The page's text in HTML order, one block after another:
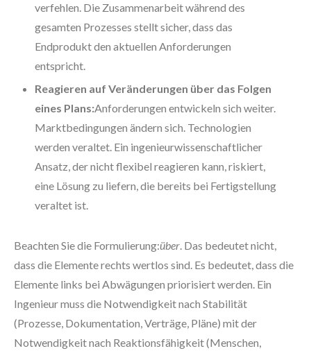
verfehlen. Die Zusammenarbeit während des
gesamten Prozesses stellt sicher, dass das
Endprodukt den aktuellen Anforderungen
entspricht.
Reagieren auf Veränderungen über das Folgen
eines Plans:Anforderungen entwickeln sich weiter.
Marktbedingungen ändern sich. Technologien
werden veraltet. Ein ingenieurwissenschaftlicher
Ansatz, der nicht flexibel reagieren kann, riskiert,
eine Lösung zu liefern, die bereits bei Fertigstellung
veraltet ist.
Beachten Sie die Formulierung:über. Das bedeutet nicht,
dass die Elemente rechts wertlos sind. Es bedeutet, dass die
Elemente links bei Abwägungen priorisiert werden. Ein
Ingenieur muss die Notwendigkeit nach Stabilität
(Prozesse, Dokumentation, Verträge, Pläne) mit der
Notwendigkeit nach Reaktionsfähigkeit (Menschen,